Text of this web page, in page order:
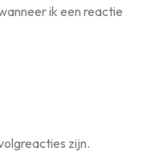
ik een reactie
zijn.